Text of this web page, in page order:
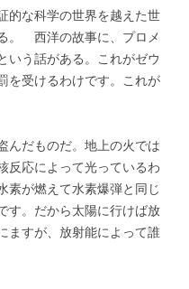
的な科学の世界を越えた世
。 西洋の故事に、プロメ
いう話がある。これがゼウ
を受けるわけです。これが
んだものだ。地上の火では
反応によって光っているわ
素が燃えて水素爆弾と同じ
す。だから太陽に行けば放
ますが、放射能によって誰